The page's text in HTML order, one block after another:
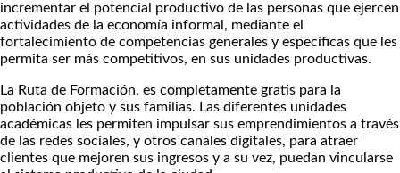
incrementar el potencial productivo de las personas que ejercen
actividades de la economía informal, mediante el
fortalecimiento de competencias generales y específicas que les
permita ser más competitivos, en sus unidades productivas.
La Ruta de Formación, es completamente gratis para la
población objeto y sus familias. Las diferentes unidades
académicas les permiten impulsar sus emprendimientos a través
de las redes sociales, y otros canales digitales, para atraer
clientes que mejoren sus ingresos y a su vez, puedan vincularse